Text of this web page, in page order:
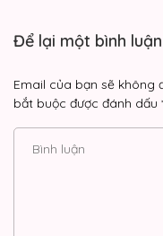
Để lại một bình luận
Email của bạn sẽ không
bắt buộc được đánh dấu